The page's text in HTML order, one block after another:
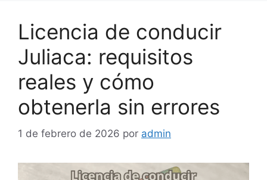
Licencia de conducir
Juliaca: requisitos
reales y cómo
obtenerla sin errores
1 de febrero de 2026 por admin